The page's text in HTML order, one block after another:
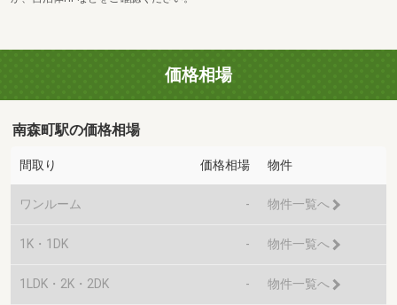
価格相場
南森町駅の価格相場
間取り 価格相場 物件
ワンルーム - 物件一覧へ
1K・1DK - 物件一覧へ
1LDK・2K・2DK - 物件一覧へ